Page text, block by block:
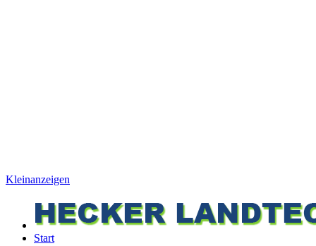
Kleinanzeigen
Start